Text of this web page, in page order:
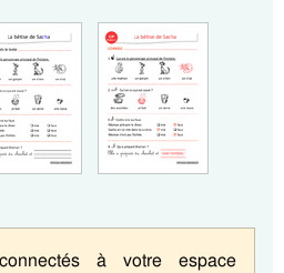
à votre espace